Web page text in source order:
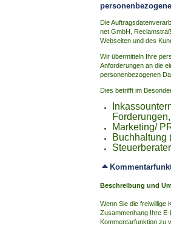
Die
net GmbH,
Webseiten und des
Wir übermitteln Ihre
Anforderungen an die
personenbezogenen
Dies betrifft im
Marketing/
Buchhaltung
Beschreibung und
Wenn Sie die freiwillige
Zusammenhang Ihre
Kommentarfunktion zu